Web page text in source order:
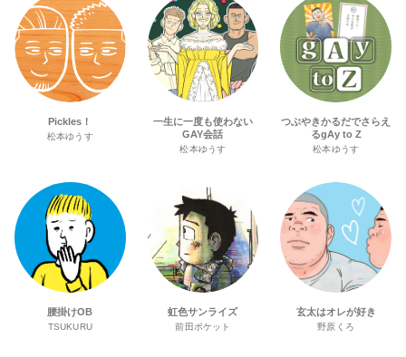
Pickles！
松本ゆうす
一生に一度も使わない
GAY会話
松本ゆうす
つぶやきかるだでさらえ
るgAy to Z
松本ゆうす
腰掛けOB
TSUKURU
虹色サンライズ
前田ポケット
玄太はオレが好き
野原くろ